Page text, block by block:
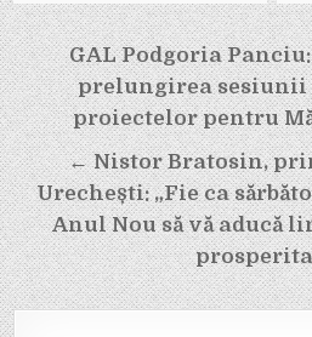
Navigare
în
articole
GAL Podgoria
prelungirea sesiunii
proiectelor pentru
← Nistor Bratosin,
Urechești: „Fie ca
Anul Nou să vă aducă